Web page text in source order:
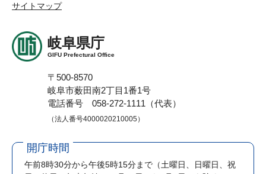
サイトマップ
岐阜県庁
GIFU Prefectural Office
〒500-8570
岐阜市薮田南2丁目1番1号
電話番号 058-272-1111（代表）
（法人番号4000020210005）
開庁時間
午前8時30分から午後5時15分まで （土曜日、日曜日、祝